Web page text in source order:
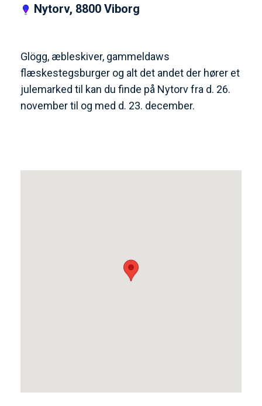
Nytorv, 8800 Viborg
Glögg, æbleskiver, gammeldaws
flæskestegsburger og alt det andet der hører et
julemarked til kan du finde på Nytorv fra d. 26.
november til og med d. 23. december.